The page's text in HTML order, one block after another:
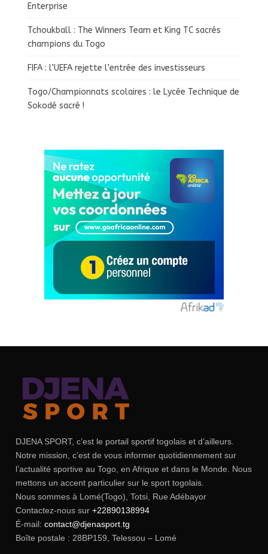
Enterprise
Tchoukball : The Winners Team et King TC sacrés
champions du Togo
FIFA : l’UEFA rejette l’entrée des investisseurs
Togo/Championnats scolaires : le Lycée Technique de
Sokodé sacré !
DJENA SPORT, c’est le portail sportif togolais et d’ailleurs.
Notre mission, c’est de vous informer quotidiennement sur
l’actualité sportive au Togo, en Afrique et dans le Monde. Nous
mettons un accent particulier sur le sport togolais.
Nous sommes à Lomé(Togo), Totsi, Rue Adébayor
Contactez-nous sur +22890138994
É-mail: contact@djenasport.tg
Boîte postale : 28BP159, Telessou – Lomé